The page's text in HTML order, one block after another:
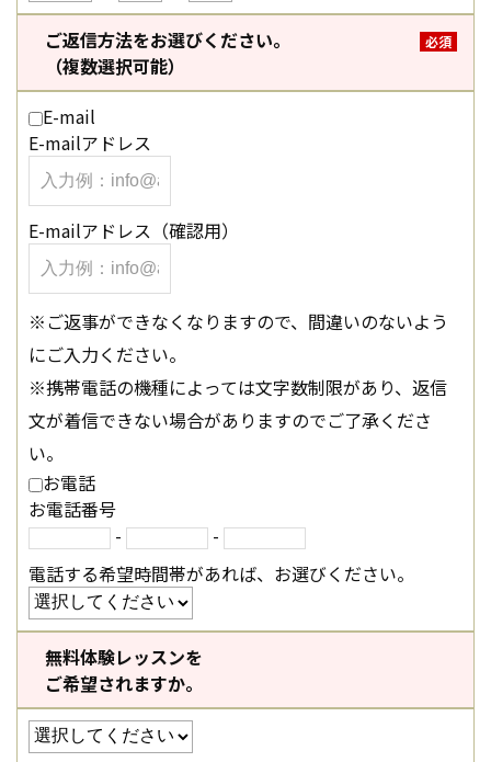
ご返信方法をお選びください。
（複数選択可能）
必須
E-mail
E-mailアドレス
E-mailアドレス（確認用）
※ご返事ができなくなりますので、間違いのないよう
にご入力ください。
※携帯電話の機種によっては文字数制限があり、返信
文が着信できない場合がありますのでご了承くださ
い。
お電話
お電話番号
-
-
電話する希望時間帯があれば、お選びください。
無料体験レッスンを
ご希望されますか。